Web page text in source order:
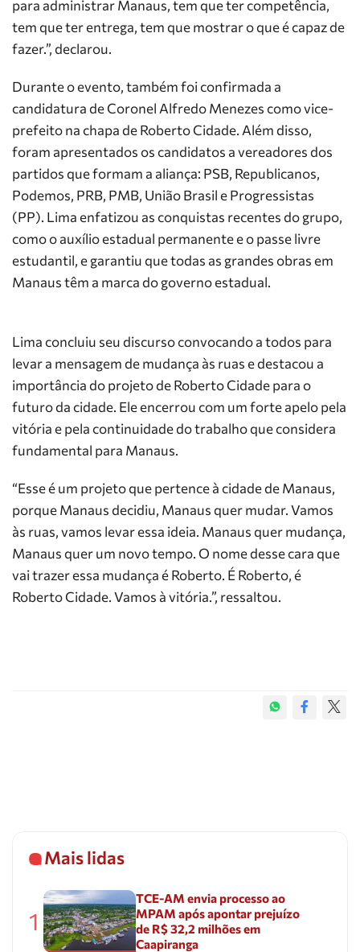
para administrar Manaus, tem que ter competência,
tem que ter entrega, tem que mostrar o que é capaz de
fazer.”, declarou.
Durante o evento, também foi confirmada a
candidatura de Coronel Alfredo Menezes como vice-
prefeito na chapa de Roberto Cidade. Além disso,
foram apresentados os candidatos a vereadores dos
partidos que formam a aliança: PSB, Republicanos,
Podemos, PRB, PMB, União Brasil e Progressistas
(PP). Lima enfatizou as conquistas recentes do grupo,
como o auxílio estadual permanente e o passe livre
estudantil, e garantiu que todas as grandes obras em
Manaus têm a marca do governo estadual.
Lima concluiu seu discurso convocando a todos para
levar a mensagem de mudança às ruas e destacou a
importância do projeto de Roberto Cidade para o
futuro da cidade. Ele encerrou com um forte apelo pela
vitória e pela continuidade do trabalho que considera
fundamental para Manaus.
“Esse é um projeto que pertence à cidade de Manaus,
porque Manaus decidiu, Manaus quer mudar. Vamos
às ruas, vamos levar essa ideia. Manaus quer mudança,
Manaus quer um novo tempo. O nome desse cara que
vai trazer essa mudança é Roberto. É Roberto, é
Roberto Cidade. Vamos à vitória.”, ressaltou.
Mais lidas
1
TCE-AM envia processo ao
MPAM após apontar prejuízo
de R$ 32,2 milhões em
Caapiranga